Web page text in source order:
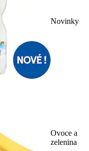
Novinky
Ovoce a
zelenina